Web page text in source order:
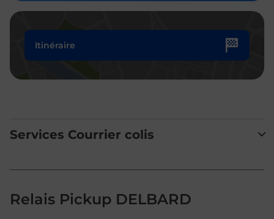
Itinéraire
Services Courrier colis
Relais Pickup DELBARD